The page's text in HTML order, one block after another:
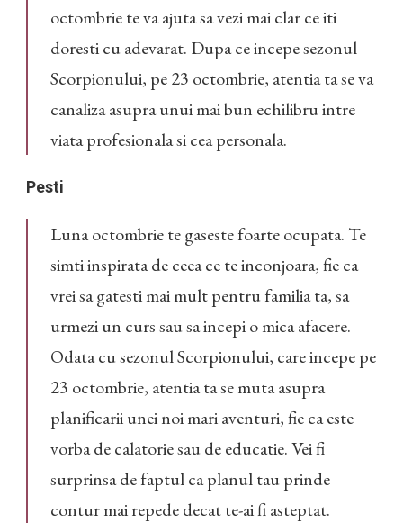
octombrie te va ajuta sa vezi mai clar ce iti
doresti cu adevarat. Dupa ce incepe sezonul
Scorpionului, pe 23 octombrie, atentia ta se va
canaliza asupra unui mai bun echilibru intre
viata profesionala si cea personala.
Pesti
Luna octombrie te gaseste foarte ocupata. Te
simti inspirata de ceea ce te inconjoara, fie ca
vrei sa gatesti mai mult pentru familia ta, sa
urmezi un curs sau sa incepi o mica afacere.
Odata cu sezonul Scorpionului, care incepe pe
23 octombrie, atentia ta se muta asupra
planificarii unei noi mari aventuri, fie ca este
vorba de calatorie sau de educatie. Vei fi
surprinsa de faptul ca planul tau prinde
contur mai repede decat te-ai fi asteptat.